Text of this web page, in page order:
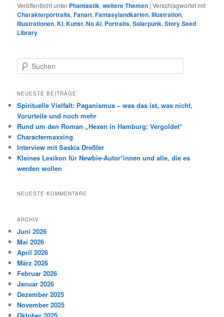
Veröffentlicht unter Phantastik,weitere Themen |Verschlagwortet mit
Charakterportraits,Fanart,Fantasylandkarten,Illustration,
Illustrationen,KI,Kunst,No AI, Portraits,Solarpunk,Story Seed
Library
u
h
n
NEUESTE BEITRÄGE
Spirituelle Vielfalt: Paganismus – was das ist, was nicht,
Vorurteile und noch mehr
Rund um den Roman „Hexen in Hamburg: Vergoldet“
Charactermaxxing
Interview mit Saskia Dreßler
Kleines Lexikon für Newbie-Autor*innen und alle, die es
werden wollen
NEUESTE KOMMENTARE
ARCHIV
Juni 2026
Mai 2026
April 2026
März 2026
Februar 2026
Januar 2026
Dezember 2025
November 2025